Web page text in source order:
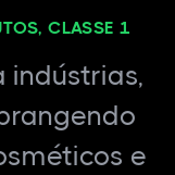
CLASSE 1
indústrias,
e